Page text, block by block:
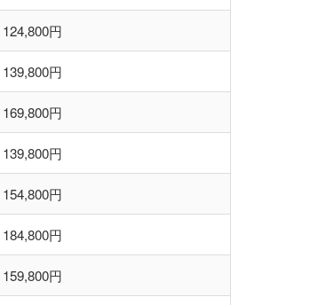
124,800円
139,800円
169,800円
139,800円
154,800円
184,800円
159,800円